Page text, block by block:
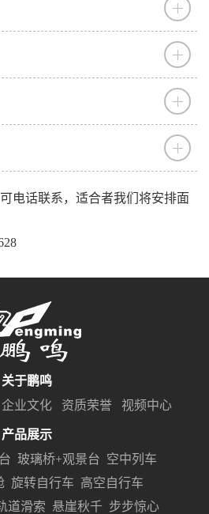
电话联系，适合者我们将安排面
关于鹏鸣
企业文化 资质荣誉 视频中心
产品展示
玻璃桥+观景台 空中列车
旋转自行车 高空自行车
道滑索 悬崖秋千 步步惊心